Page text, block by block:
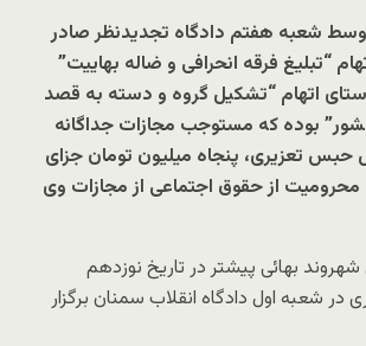
شعبه هفتم دادگاه تجدیدنظر صادر
“تبلیغ فرقه انحرافی و ضاله بهاییت”
اتهام “تشکیل گروه و دسته به قصد
بوده که مستوجب مجازات جداگانه
حبس تعزیری، پنجاه میلیون تومان جزای
محرومیت از حقوق اجتماعی از مجازات وی
بهائی پیشتر در تاریخ نوزدهم
در شعبه اول دادگاه انقلاب سمنان برگزار